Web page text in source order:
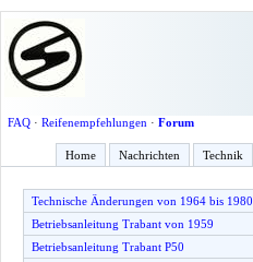
FAQ· Reifenempfehlungen · Forum
Home Nachrichten Technik
Technische Änderungen von 1964 bis 1980
Betriebsanleitung Trabant von 1959
Betriebsanleitung Trabant P50